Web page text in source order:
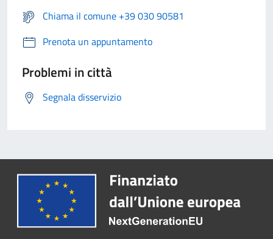
Chiama il comune +39 030 90581
Prenota un appuntamento
Problemi in città
Segnala disservizio